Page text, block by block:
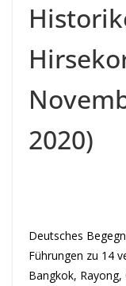
2020)
Deutsches
Führungen zu 14
Bangkok,